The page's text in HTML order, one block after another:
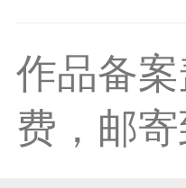
恭喜
恭喜
作品备
费，邮寄